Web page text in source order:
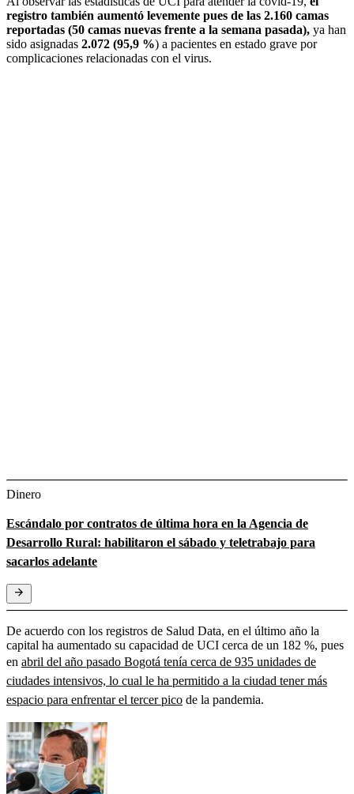
registro también aumentó levemente pues de las 2.160 camas
reportadas (50 camas nuevas frente a la semana pasada), ya han
sido asignadas 2.072 (95,9 %) a pacientes en estado grave por
complicaciones relacionadas con el virus.
Dinero
Escándalo por contratos de última hora en la Agencia de
Desarrollo Rural: habilitaron el sábado y teletrabajo para
sacarlos adelante
De acuerdo con los registros de Salud Data, en el último año la
capital ha aumentado su capacidad de UCI cerca de un 182 %, pues
en abril del año pasado Bogotá tenía cerca de 935 unidades de
ciudades intensivos, lo cual le ha permitido a la ciudad tener más
espacio para enfrentar el tercer pico de la pandemia.